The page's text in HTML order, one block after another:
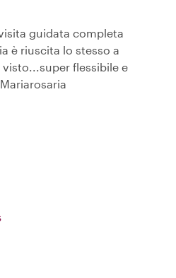
guidata completa
è riuscita lo stesso a
flessibile e